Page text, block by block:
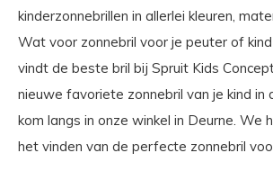
kinderzonnebrillen in allerlei kleuren,
Wat voor zonnebril voor je peuter of
vindt de beste bril bij Spruit Kids
nieuwe favoriete zonnebril van je kind in
kom langs in onze winkel in Deurne. We
het vinden van de perfecte zonnebril